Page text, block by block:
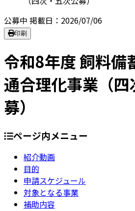
公募中 掲載日：2026/07/06
印刷
令和8年度 飼料備
通合理化事業（
募）
ページ内メニュー
紹介動画
目的
申請スケジュール
対象となる事業
補助内容